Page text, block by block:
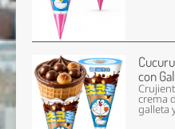
con
crema
galleta